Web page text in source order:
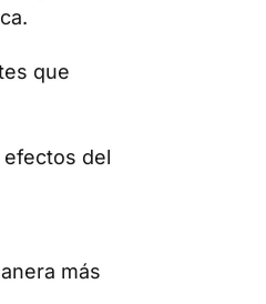
que
del
más